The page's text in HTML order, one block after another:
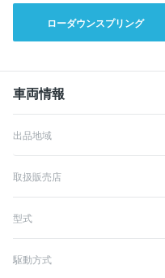
ローダウンスプリング
車両情報
出品地域
取扱販売店
型式
駆動方式